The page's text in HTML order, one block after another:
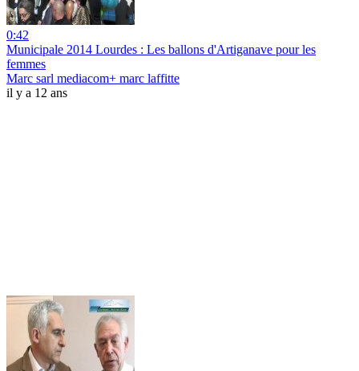
0:42
Municipale 2014 Lourdes : Les ballons d'Artiganave pour les
femmes
Marc sarl mediacom+ marc laffitte
il y a 12 ans